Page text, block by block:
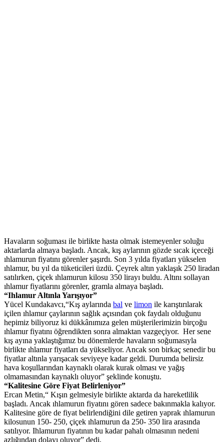
Havaların soğuması ile birlikte hasta olmak istemeyenler soluğu
aktarlarda almaya başladı. Ancak, kış aylarının gözde sıcak içeceği
ıhlamurun fiyatını görenler şaşırdı. Son 3 yılda fiyatları yükselen
ıhlamur, bu yıl da tüketicileri üzdü. Çeyrek altın yaklaşık 250 liradan
satılırken, çiçek ıhlamurun kilosu 350 lirayı buldu. Altını sollayan
ıhlamur fiyatlarını görenler, gramla almaya başladı.
“Ihlamur Altınla Yarışıyor”
Yücel Kundakavcı,“Kış aylarında bal ve limon ile karıştırılarak
içilen ıhlamur çaylarının sağlık açısından çok faydalı olduğunu
hepimiz biliyoruz ki dükkânımıza gelen müşterilerimizin birçoğu
ıhlamur fiyatını öğrendikten sonra almaktan vazgeçiyor. Her sene
kış ayına yaklaştığımız bu dönemlerde havaların soğumasıyla
birlikte ıhlamur fiyatları da yükseliyor. Ancak son birkaç senedir bu
fiyatlar altınla yarışacak seviyeye kadar geldi. Durumda belirsiz
hava koşullarından kaynaklı olarak kurak olması ve yağış
olmamasından kaynaklı oluyor” şeklinde konuştu.
“Kalitesine Göre Fiyat Belirleniyor”
Ercan Metin,“ Kışın gelmesiyle birlikte aktarda da hareketlilik
başladı. Ancak ıhlamurun fiyatını gören sadece bakınmakla kalıyor.
Kalitesine göre de fiyat belirlendiğini dile getiren yaprak ıhlamurun
kilosunun 150- 250, çiçek ıhlamurun da 250- 350 lira arasında
satılıyor. Ihlamurun fiyatının bu kadar pahalı olmasının nedeni
azlığından dolayı oluyor” dedi.